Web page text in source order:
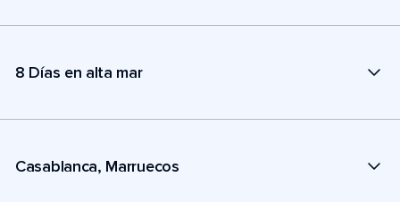
8 Días en alta mar
Casablanca, Marruecos